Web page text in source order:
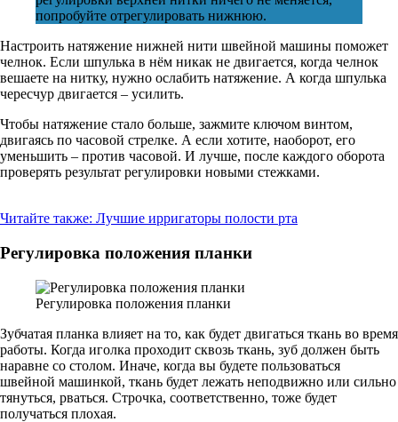
попробуйте отрегулировать нижнюю.
Настроить натяжение нижней нити швейной машины поможет
челнок. Если шпулька в нём никак не двигается, когда челнок
вешаете на нитку, нужно ослабить натяжение. А когда шпулька
чересчур двигается – усилить.
Чтобы натяжение стало больше, зажмите ключом винтом,
двигаясь по часовой стрелке. А если хотите, наоборот, его
уменьшить – против часовой. И лучше, после каждого оборота
проверять результат регулировки новыми стежками.
Читайте также: Лучшие ирригаторы полости рта
Регулировка положения планки
Регулировка положения планки
Зубчатая планка влияет на то, как будет двигаться ткань во время
работы. Когда иголка проходит сквозь ткань, зуб должен быть
наравне со столом. Иначе, когда вы будете пользоваться
швейной машинкой, ткань будет лежать неподвижно или сильно
тянуться, рваться. Строчка, соответственно, тоже будет
получаться плохая.